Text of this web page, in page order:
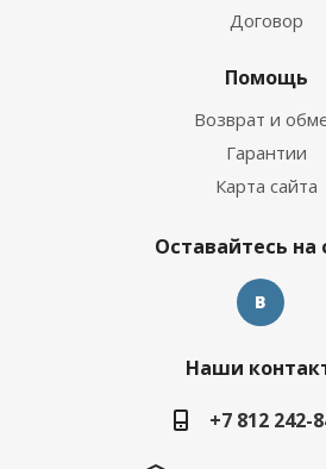
Договор
Помощь
Возврат и
Гарантии
Карта сайта
Оставайтесь на
Наши
+7 812 242-